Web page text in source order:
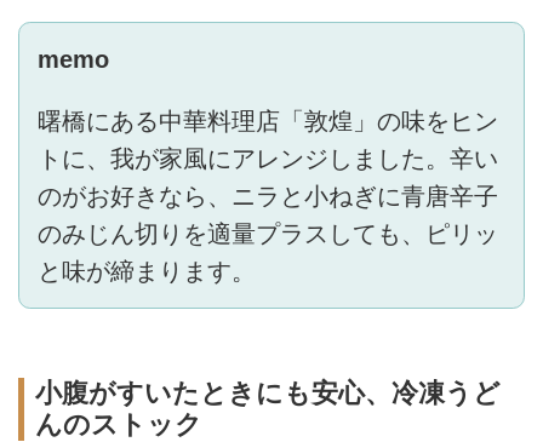
memo
曙橋にある中華料理店「敦煌」の味をヒン
トに、我が家風にアレンジしました。辛い
のがお好きなら、ニラと小ねぎに青唐辛子
のみじん切りを適量プラスしても、ピリッ
と味が締まります。
小腹がすいたときにも安心、冷凍うど
んのストック